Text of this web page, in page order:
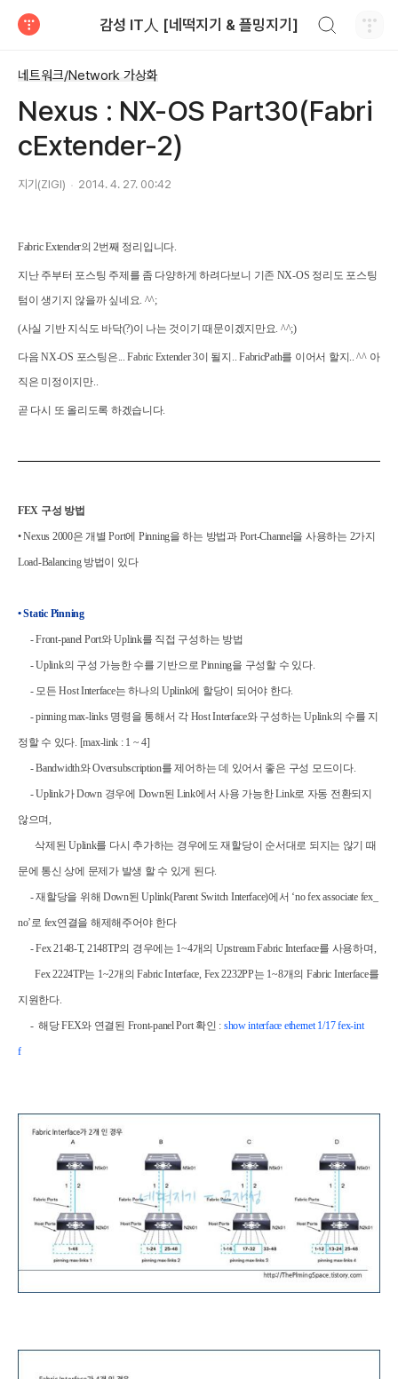
감성 IT人 [네떡지기 & 플밍지기]
네트워크/Network 가상화
Nexus : NX-OS Part30(Fabri
cExtender-2)
지기(ZIGI) 2014. 4. 27. 00:42
Fabric Extender의 2번째 정리입니다.
지난 주부터 포스팅 주제를 좀 다양하게 하려다보니 기존 NX-OS 정리도 포스팅
텀이 생기지 않을까 싶네요. ^^;
(사실 기반 지식도 바닥(?)이 나는 것이기 때문이겠지만요. ^^;)
다음 NX-OS 포스팅은... Fabric Extender 3이 될지.. FabricPath를 이어서 할지.. ^^ 아
직은 미정이지만..
곧 다시 또 올리도록 하겠습니다.
FEX 구성 방법
•Nexus 2000은 개별Port에 Pinning을 하는 방법과 Port-Channel을 사용하는 2가지
Load-Balancing 방법이 있다
• Static Pinning
- Front-panel Port와Uplink를 직접 구성하는 방법
- Uplink의 구성 가능한 수를 기반으로Pinning을 구성할 수 있다.
- 모든Host Interface는 하나의 Uplink에 할당이 되어야 한다.
- pinning max-links 명령을 통해서 각 Host Interface와 구성하는Uplink의 수를 지
정할 수 있다. [max-link : 1 ~ 4]
- Bandwidth와Oversubscription를 제어하는 데 있어서 좋은 구성 모드이다.
- Uplink가Down 경우에 Down된Link에서 사용 가능한Link로 자동 전환되지
않으며,
삭제된Uplink를 다시 추가하는 경우에도 재할당이 순서대로 되지는 않기 때
문에 통신 상에 문제가 발생 할 수 있게 된다.
-재할당을 위해Down된Uplink(Parent Switch Interface)에서 ‘no fex associate fex_
no’로 fex연결을 해제해주어야 한다
-Fex 2148-T, 2148TP의 경우에는 1~4개의 Upstream Fabric Interface를 사용하며,
Fex 2224TP는 1~2개의Fabric Interface, Fex 2232PP는 1~8개의 Fabric Interface를
지원한다.
- 해당FEX와 연결된 Front-panel Port 확인 : show interface ethernet1/17fex-int
f